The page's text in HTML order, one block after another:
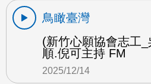
鳥瞰臺灣
(新竹心願協會志工
順.倪可主持 FM
2025/12/14